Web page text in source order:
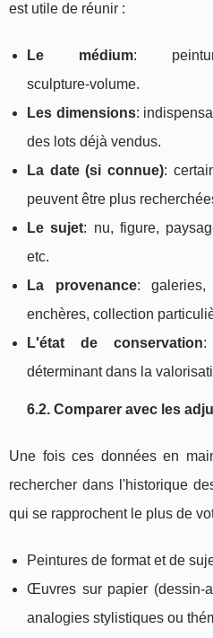
est utile de réunir :
Le médium:
sculpture‑volume.
Les dimensions:
des lots déjà vendus.
La date (si connue):
peuvent être plus
Le sujet: nu, figure,
etc.
La provenance: galeries,
enchères, collection
L'état de conservation:
déterminant dans la
6.2. Comparer avec les
Une fois ces données en
rechercher dans l'historique
qui se rapprochent le plus de
Peintures de format et de
Œuvres sur papier
analogies stylistiques ou